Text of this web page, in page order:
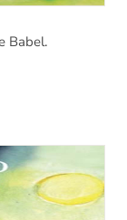
Babel.